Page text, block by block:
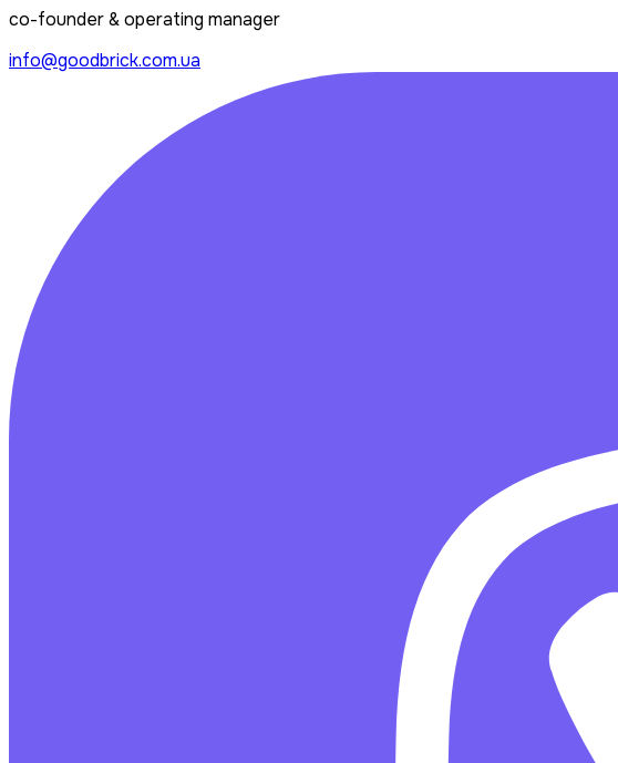
co-founder & operating manager
info@goodbrick.com.ua